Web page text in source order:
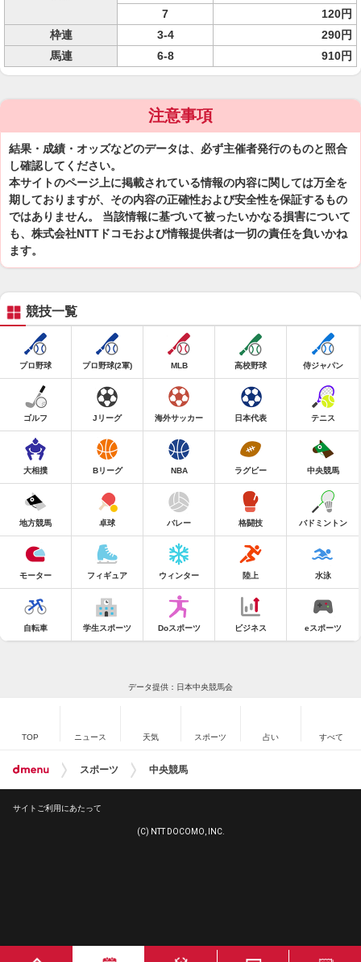
7
120円
枠連
3-4
290円
馬連
6-8 910円
注意事項
結果・成績・オッズなどのデータは、必ず主催者発行のものと照合
し確認してください。
本サイトのページ上に掲載されている情報の内容に関しては万全を
期しておりますが、その内容の正確性および安全性を保証するもの
ではありません。 当該情報に基づいて被ったいかなる損害について
も、株式会社NTTドコモおよび情報提供者は一切の責任を負いかね
ます。
競技一覧
プロ野球 プロ野球(2軍) MLB 高校野球 侍ジャパン
ゴルフ Jリーグ 海外サッカー 日本代表 テニス
大相撲 Bリーグ NBA ラグビー 中央競馬
地方競馬 卓球 バレー 格闘技 バドミントン
モーター フィギュア ウィンター 陸上 水泳
自転車 学生スポーツ Doスポーツ ビジネス eスポーツ
データ提供：日本中央競馬会
TOP ニュース 天気 スポーツ 占い すべて
スポーツ 中央競馬
サイトご利用にあたって
(C) NTT DOCOMO, INC.